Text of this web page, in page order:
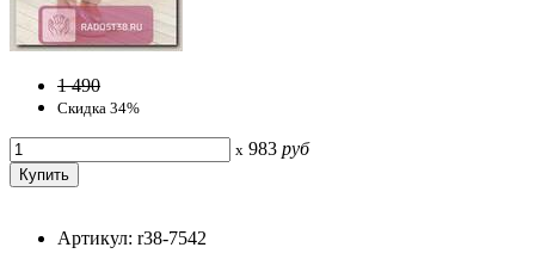
1 490
Скидка 34%
x 983 руб
Артикул: r38-7542